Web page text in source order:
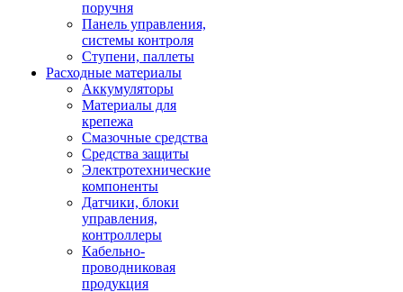
поручня
Панель управления,
системы контроля
Ступени, паллеты
Расходные материалы
Аккумуляторы
Материалы для
крепежа
Смазочные средства
Средства защиты
Электротехнические
компоненты
Датчики, блоки
управления,
контроллеры
Кабельно-
проводниковая
продукция